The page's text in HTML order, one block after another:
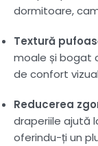
dormitoare,
Textură
moale și bogat
de confort
Reducerea
draperiile ajută
oferindu-ți un